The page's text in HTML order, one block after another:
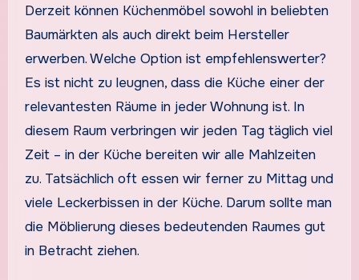
Derzeit können Küchenmöbel sowohl in beliebten
Baumärkten als auch direkt beim Hersteller
erwerben. Welche Option ist empfehlenswerter?
Es ist nicht zu leugnen, dass die Küche einer der
relevantesten Räume in jeder Wohnung ist. In
diesem Raum verbringen wir jeden Tag täglich viel
Zeit – in der Küche bereiten wir alle Mahlzeiten
zu. Tatsächlich oft essen wir ferner zu Mittag und
viele Leckerbissen in der Küche. Darum sollte man
die Möblierung dieses bedeutenden Raumes gut
in Betracht ziehen.